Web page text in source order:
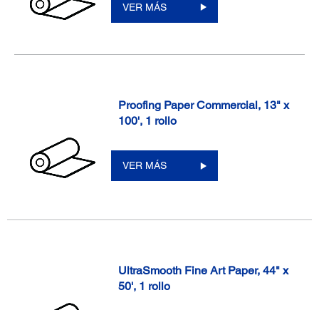
VER MÁS
Proofing Paper Commercial, 13" x
100', 1 rollo
VER MÁS
UltraSmooth Fine Art Paper, 44" x
50', 1 rollo